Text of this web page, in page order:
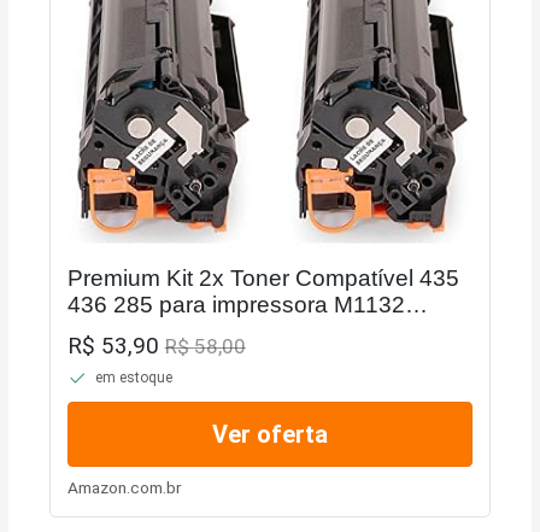
Premium Kit 2x Toner Compatível 435
436 285 para impressora M1132
M1210 M1212NF P1102W P1005
P1006 P1505 M1217 NFW M1120
MFP P1102 P1109W 1132MFP
R$ 53,90R$ 58,00
em estoque
Ver oferta
Amazon.com.br